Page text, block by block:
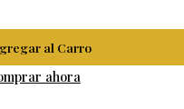
al Carro
ahora